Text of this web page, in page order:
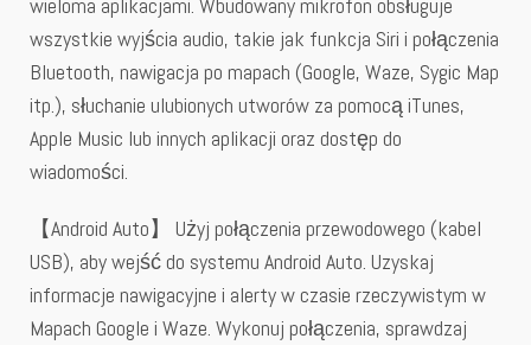
wszystkie wyjścia audio, takie jak funkcja Siri i połączenia
Bluetooth, nawigacja po mapach (Google, Waze, Sygic Map
itp.), słuchanie ulubionych utworów za pomocą iTunes,
Apple Music lub innych aplikacji oraz dostęp do
wiadomości.
【Android Auto】 Użyj połączenia przewodowego (kabel
USB), aby wejść do systemu Android Auto. Uzyskaj
informacje nawigacyjne i alerty w czasie rzeczywistym w
Mapach Google i Waze. Wykonuj połączenia, sprawdzaj